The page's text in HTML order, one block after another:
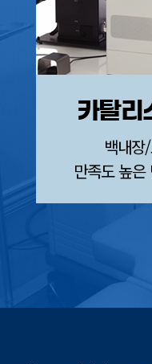
카탈리
백내장
만족도 높은